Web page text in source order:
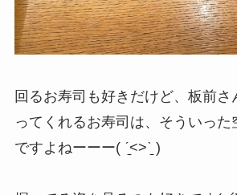
回るお寿司も好きだけど、板前さ
ってくれるお寿司は、そういった
ですよねーーー( ˊ̱˂˃ˋ̱ )